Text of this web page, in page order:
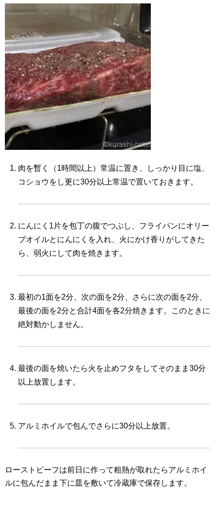
肉を暫く（1時間以上）常温に置き、しっかり目に塩、
コショウをし更に30分以上常温で置いておきます。
にんにく1片を包丁の腹でつぶし、フライパンにオリー
ブオイルとにんにくを入れ、火にかけ香りがしてきた
ら、弱火にして肉を焼きます。
最初の1面を2分、次の面を2分、さらに次の面を2分、
最後の面を2分と合計4面を各2分焼きます。このときに
絶対動かしません。
最後の面を焼いたら火を止めフタをしてそのまま30分
以上放置します。
アルミホイルで包んでさらに30分以上放置。
ローストビーフは前日に作って粗熱が取れたらアルミホイ
ルに包んだまま下に皿を敷いて冷蔵庫で保存します。